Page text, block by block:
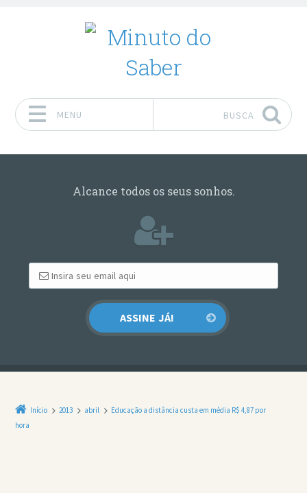
MENU BUSCA
Alcance todos os seus sonhos.
Início 2013 abril
Educação a distância custa em média R$ 4,87 por
hora